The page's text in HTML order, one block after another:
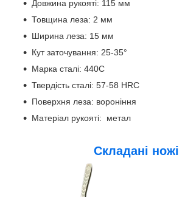
Довжина рукояті: 115 мм
Товщина леза: 2 мм
Ширина леза: 15 мм
Кут заточування: 25-35°
Марка сталі: 440С
Твердість сталі: 57-58 HRC
Поверхня леза: вороніння
Матеріал рукояті: метал
Складані ножі